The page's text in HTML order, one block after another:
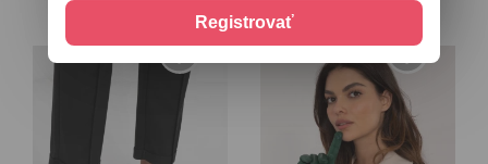
Registrovať